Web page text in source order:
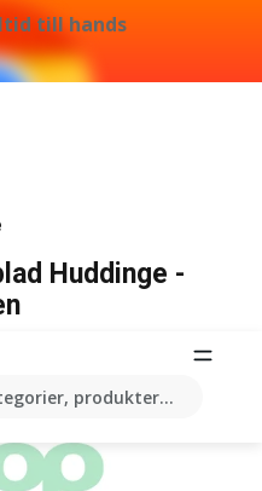
till hands
produkter...
Huddinge -